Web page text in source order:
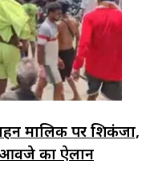
मालिक पर शिकंजा,
का ऐलान